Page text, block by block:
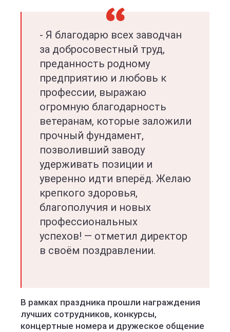
- Я благодарю всех заводчан
за добросовестный труд,
преданность родному
предприятию и любовь к
профессии, выражаю
огромную благодарность
ветеранам, которые заложили
прочный фундамент,
позволивший заводу
удерживать позиции и
уверенно идти вперёд. Желаю
крепкого здоровья,
благополучия и новых
профессиональных
успехов! — отметил директор
в своём поздравлении.
В рамках праздника прошли награждения
лучших сотрудников, конкурсы,
концертные номера и дружеское общение